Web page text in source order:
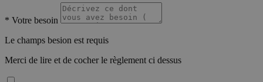
* Votre besoin
Le champs besion est requis
Merci de lire et de cocher le règlement ci dessus